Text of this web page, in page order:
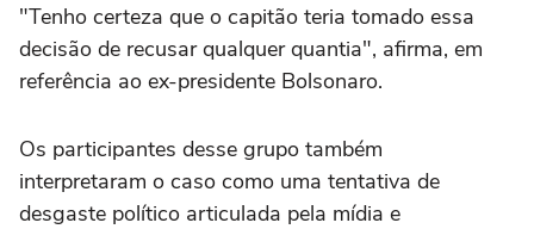
"Tenho certeza que o capitão teria tomado essa
decisão de recusar qualquer quantia", afirma, em
referência ao ex-presidente Bolsonaro.
Os participantes desse grupo também
interpretaram o caso como uma tentativa de
desgaste político articulada pela mídia e